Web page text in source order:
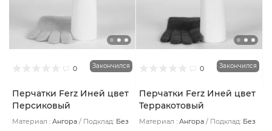
0 Закончился
Перчатки Ferz Иней цвет
Персиковый
Материал : Ангора Подклад: Без
0 Закончился
Перчатки Ferz Иней цвет
Терракотовый
Материал : Ангора Подклад: Без